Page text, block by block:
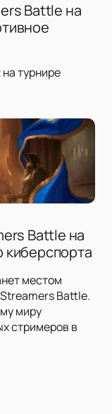
Battle на
турнире
Battle на
местом
Battle.
миру
стримеров в